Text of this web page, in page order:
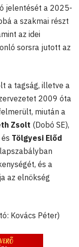
jelentését a 2025-
a szakmai részt
az idei
sorsra jutott az
a tagság, illetve a
2009 óta
miután a
Zsolt (Dobó SE),
Tölgyesi Előd
és a
az elnökség
Kovács Péter)